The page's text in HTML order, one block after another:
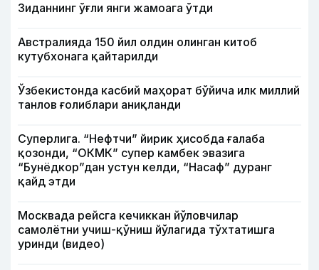
Зиданнинг ўғли янги жамоага ўтди
Австралияда 150 йил олдин олинган китоб
кутубхонага қайтарилди
Ўзбекистонда касбий маҳорат бўйича илк миллий
танлов ғолиблари аниқланди
Суперлига. “Нефтчи” йирик ҳисобда ғалаба
қозонди, “ОКМК” супер камбек эвазига
“Бунёдкор”дан устун келди, “Насаф” дуранг
қайд этди
Москвада рейсга кечиккан йўловчилар
самолётни учиш-қўниш йўлагида тўхтатишга
уринди (видео)